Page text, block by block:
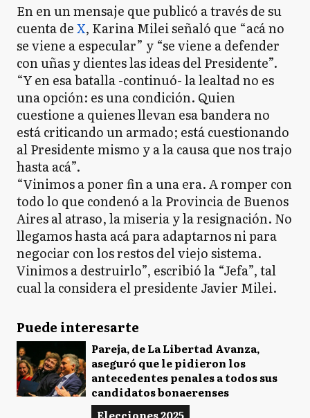
En en un mensaje que publicó a través de su
cuenta deX, Karina Milei señaló que “acá no
se viene a especular” y “se viene a defender
con uñas y dientes las ideas del Presidente”.
“Y en esa batalla -continuó- la lealtad no es
una opción: es una condición. Quien
cuestione a quienes llevan esa bandera no
está criticando un armado; está cuestionando
al Presidente mismo y a la causa que nos trajo
hasta acá”.
“Vinimos a poner fin a una era. A romper con
todo lo que condenó a la Provincia de Buenos
Aires al atraso, la miseria y la resignación. No
llegamos hasta acá para adaptarnos ni para
negociar con los restos del viejo sistema.
Vinimos a destruirlo”, escribió la “Jefa”, tal
cual la considera el presidente Javier Milei.
Puede interesarte
Pareja, de La Libertad Avanza,
aseguró que le pidieron los
antecedentes penales a todos sus
candidatos bonaerenses